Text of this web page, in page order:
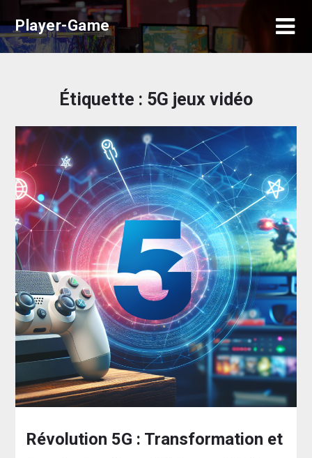
to
content
Player-Game
Étiquette : 5G jeux vidéo
Révolution 5G : Transformation et